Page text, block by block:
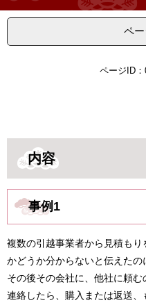
ペ
ページID
内容
事例1
複数の引越事業者から見積も
かどうか分からないと伝えたの
その後その会社に、他社に頼
連絡したら、購入または返送